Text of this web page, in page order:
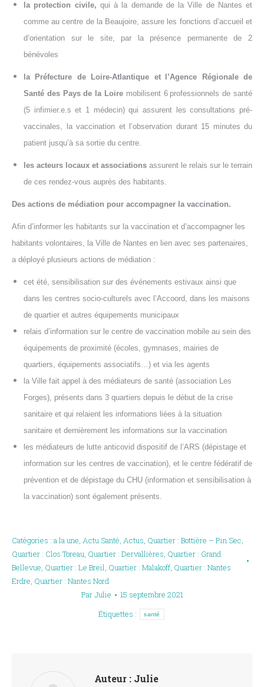
la protection civile, qui à la demande de la Ville de Nantes et
comme au centre de la Beaujoire, assure les fonctions d’accueil et
d’orientation sur le site, par la présence permanente de 2
bénévoles
la Préfecture de Loire-Atlantique et
l’Agence Régionale de
Santé des Pays de la Loire mobilisent 6 professionnels de santé
(5 infimier.e.s et 1 médecin)qui assurent les consultations pré-
vaccinales,
lavaccination et l’observation durant 15 minutes du
patient jusqu’à sa sortie du centre.
les acteurs locauxetassociations assurentle relais sur le terrain
de ces rendez-vous auprès des habitants.
Des actions de médiation pour accompagner la vaccination.
Afin d’informer les habitants sur la vaccination et d’accompagner les
habitants volontaires, la Ville de Nantes en lien avec ses partenaires,
a déployé plusieurs actions de médiation :
cet été, sensibilisation sur des événements estivaux ainsi que
dans les centres socio-culturels avec l’Accoord, dans les maisons
de quartier et autres équipements municipaux
relais d’information sur le centre de vaccination mobile au sein des
équipements de proximité (écoles, gymnases, mairies de
quartiers, équipements associatifs…) et via les agents
la Ville fait appel à des médiateurs de santé (association Les
Forges), présents dans 3 quartiers depuis le début de la crise
sanitaire et qui relaient les informations liées à la situation
sanitaire et dernièrement les informations sur la vaccination
les médiateurs de lutte anticovid dispositif de l’ARS (dépistage et
information sur les centres de vaccination), et le centre fédératif de
prévention et de dépistage du CHU (information et sensibilisation à
la vaccination) sont également présents.
Catégories : a la une, Actu Santé, Actus, Quartier : Bottière – Pin Sec,
Quartier : Clos Toreau, Quartier : Dervallières, Quartier : Grand
Bellevue, Quartier : Le Breil, Quartier : Malakoff, Quartier : Nantes
Erdre, Quartier : Nantes Nord
ParJulie
15 septembre 2021
Étiquettes :
santé
Auteur : Julie